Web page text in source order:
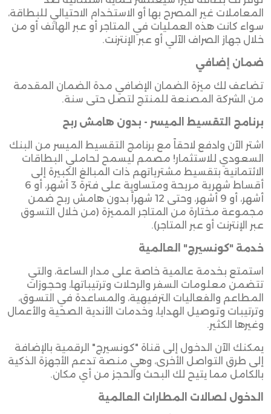
المعاملات غير المصرح بها أو الاستخدام الاحتيالي للبطاقة،
سواء كانت هذه العمليات في المتاجر أو عبر الهاتف أو من
خلال جهاز الصراف الآلي أو عبر الإنترنت.
ضمان إضافي
تضاعف لك ميزة الضمان الإضافي مدة الضمان المقدمة
من الشركة المصنعة للمنتج لتصل حتى سنة.
برنامج التقسيط الميسر - بدون هامش ربح
اشتر الآن وادفع لاحقاً مع برنامج التقسيط الميسر من البنك
السعودي للاستثمار! مصمم ليسمح لحاملي البطاقات
الائتمانية بتقسيط مشترياتهم ذات المبالغ الكبيرة إلى
أقساط شهرية مريحة ومتساوية على فترة 3 أشهر، أو 6
أشهر، أو 9 أشهر، وحتى 12 شهراً بدون هامش ربح ضمن
مجموعة مختارة من المتاجر المميزة (من خلال التسوق
عبر الإنترنت أو عبر المتاجر).
خدمة "كونسيرج" العالمية
استمتع بخدمة عالمية خاصة على مدار الساعة، والتي
تتضمن معلومات السفر والرحلات وترتيباتها، وحجوزات
المطاعم والفعاليات الترفيهية، والمساعدة في التسوق،
وترتيبات وتوصيل الهدايا، وخدمات الأندية الصحية والأعمال
وغيرها الكثير.
يمكنك الآن الدخول إلى قناة "كونسيرج" الرقمية بالإضافة
إلى طرق التواصل الأخرى، وهي منصة تدعم الأجهزة الذكية
بالكامل مما يتيح لك البحث والحجز من أي مكان.
الدخول لصالات المطارات العالمية